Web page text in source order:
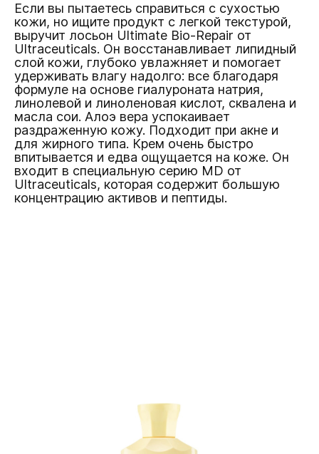
Если вы пытаетесь справиться с сухостью
кожи, но ищите продукт с легкой текстурой,
выручит лосьон Ultimate Bio-Repair от
Ultraceuticals. Он восстанавливает липидный
слой кожи, глубоко увлажняет и помогает
удерживать влагу надолго: все благодаря
формуле на основе гиалуроната натрия,
линолевой и линоленовая кислот, сквалена и
масла сои. Алоэ вера успокаивает
раздраженную кожу. Подходит при акне и
для жирного типа. Крем очень быстро
впитывается и едва ощущается на коже. Он
входит в специальную серию MD от
Ultraceuticals, которая содержит большую
концентрацию активов и пептиды.